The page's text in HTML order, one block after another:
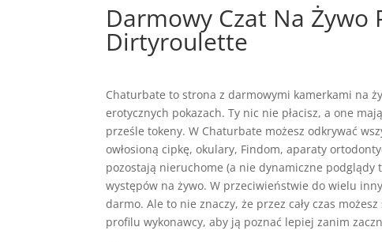
Darmowy Czat Na Żywo
Dirtyroulette
Chaturbate to strona z darmowymi kamerkami na
erotycznych pokazach. Ty nic nie płacisz, a one
prześle tokeny. W Chaturbate możesz odkrywać
owłosioną cipkę, okulary, Findom, aparaty
pozostają nieruchome (a nie dynamiczne
występów na żywo. W przeciwieństwie do wielu
darmo. Ale to nie znaczy, że przez cały czas
profilu wykonawcy, aby ją poznać lepiej zanim